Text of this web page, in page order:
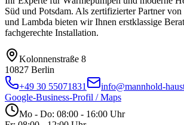
Süd und Potsdam. Als zertifizierter Partner
und Lambda bieten wir Ihnen erstklassige
fachgerechte Installation.
Kolonnenstraße 8
10827 Berlin
+49 30 55071831
info@mannhold-
Google-Business-Profil / Maps
Mo - Do: 08:00 - 16:00 Uhr